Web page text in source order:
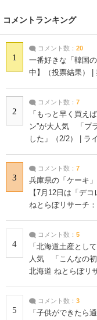
コメントランキング
1
コメント数： 20
一番好きな「韓国
中】（投票結果） |
2
コメント数： 7
「もっと早く買え
ン”が大人気 「プ
した」（2/2） | ラ
3
コメント数： 7
兵庫県の「ケーキ
【7月12日は「デ
ねとらぼリサーチ
4
コメント数： 5
「北海道土産とし
人気 「こんなの初
北海道 ねとらぼリ
5
コメント数： 3
「子供ができたら